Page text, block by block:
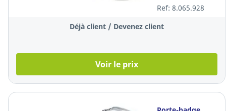
10 pièces
Ref: 8.065.928
Déjà client / Devenez client
Voir le prix